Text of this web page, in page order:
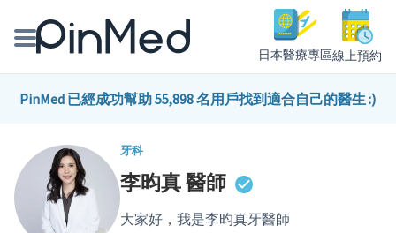
日本醫療專區線上預約
線上預約醫師、院所
醫師專欄專訪
健康主題館
PinMed 已經成功幫助 55,898 名用戶找到適合自己的醫生 :)
牙科
李昀真醫師
大家好，我是李昀真牙醫師